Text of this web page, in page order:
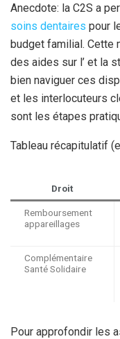
Anecdote: la C2S a
soins dentaires pour
budget familial. Cette
des aides sur l’ et la
bien naviguer ces
et les interlocuteurs
sont les étapes
Tableau récapitulatif
Droit
Remboursement
appareillages
Complémentaire
Santé Solidaire
Pour approfondir les